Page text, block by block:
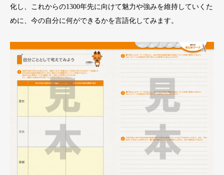
化し、これからの1300年先に向けて魅力や強みを維持していくた
めに、今の自分に何ができるかを言語化してみます。